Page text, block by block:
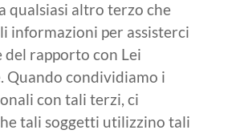
qualsiasi altro terzo che
informazioni per assisterci
del rapporto con Lei
Quando condividiamo i
con tali terzi, ci
tali soggetti utilizzino tali